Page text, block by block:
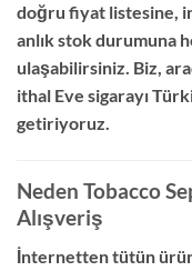
doğru fiyat listesine,
anlık stok durumuna
ulaşabilirsiniz. Biz,
ithal Eve sigarayı
getiriyoruz.
Neden Tobacco
Alışveriş
İnternetten tütün